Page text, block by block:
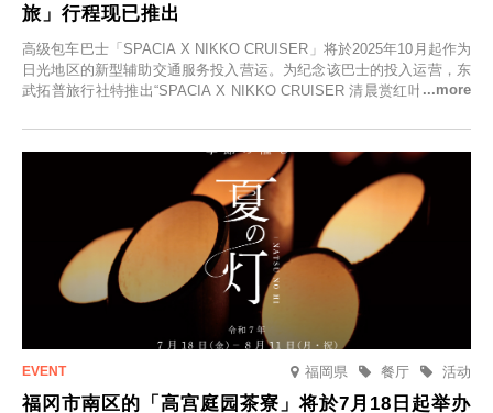
旅」行程现已推出
高级包车巴士「SPACIA X NIKKO CRUISER」将於2025年10月起作为
日光地区的新型辅助交通服务投入营运。为纪念该巴士的投入运营，东
武拓普旅行社特推出“SPACIA X NIKKO CRUISER 清晨赏红叶之旅”，
福岡県 活动
餐厅
福冈市南区的「高宫庭园茶寮」将於7月18日起举办